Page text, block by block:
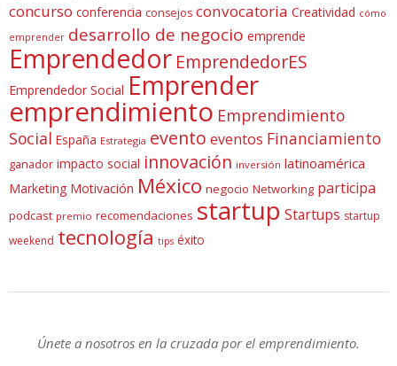
concurso conferencia consejos convocatoria Creatividad cómo
emprender desarrollo de negocio emprende
Emprendedor EmprendedorES
Emprendedor Social Emprender
emprendimiento Emprendimiento
Social España Estrategia evento eventos Financiamiento
ganador impacto social innovación inversión latinoamérica
Marketing Motivación México negocio Networking participa
podcast premio recomendaciones startup Startups startup
weekend tecnología tips éxito
Únete a nosotros en la cruzada por el emprendimiento.